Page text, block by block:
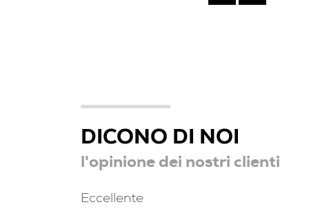
DICONO DI NOI
l'opinione dei nostri clienti
Eccellente